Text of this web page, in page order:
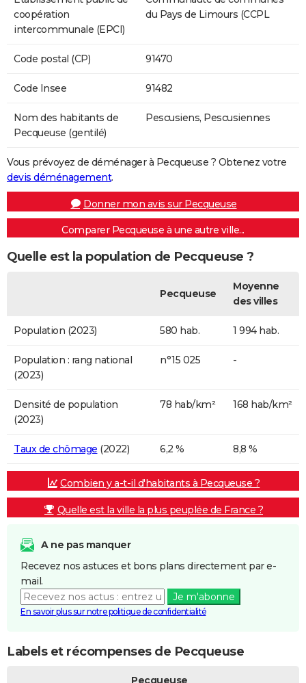
coopération
intercommunale (EPCI)
du Pays de Limours (CCPL
Code postal (CP) 91470
Code Insee 91482
Nom des habitants de
Pecqueuse (gentilé)
Pescusiens, Pescusiennes
Vous prévoyez de déménager à Pecqueuse ? Obtenez votre
devis déménagement.
Donner mon avis sur Pecqueuse
Comparer Pecqueuse à une autre ville...
Quelle est la population de Pecqueuse ?
Pecqueuse
Moyenne
des villes
Population (2023) 580 hab. 1 994 hab.
Population : rang national
(2023)
n°15 025 -
Densité de population
(2023)
78 hab/km² 168 hab/km²
Taux de chômage (2022) 6,2 % 8,8 %
Combien y a-t-il d'habitants à Pecqueuse ?
Quelle est la ville la plus peuplée de France ?
A ne pas manquer
Recevez nos astuces et bons plans directement par e-
mail.
Je m'abonne
En savoir plus sur notre politique de confidentialité
Labels et récompenses de Pecqueuse
Pecqueuse